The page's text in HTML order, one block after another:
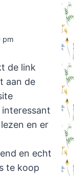
pm
de link
aan de
interessant
en er
en echt
te koop